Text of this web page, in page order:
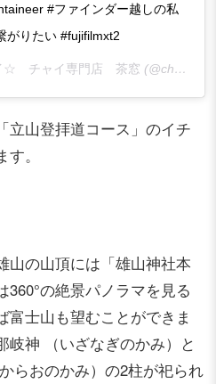
#ファインダー越しの私
がりたい #fujifilmxt2
☆ チャイ専門店 茶窓 (@chasou_trek) on
立山登拝道コース」のイチ
。
山の山頂には「雄山神社本
の絶景パノラマを見る
富士山も望むことができま
岐神 （いざなぎのかみ）と
らおのかみ）の2柱が祀られ